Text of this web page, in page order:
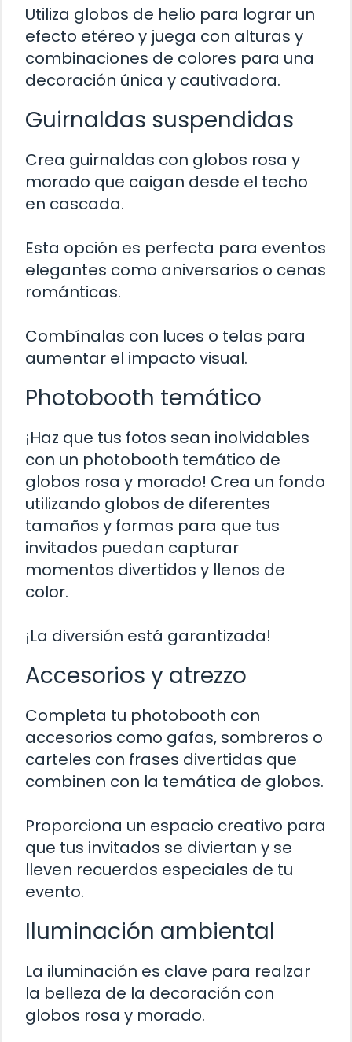
Utiliza globos de helio para lograr un
efecto etéreo y juega con alturas y
combinaciones de colores para una
decoración única y cautivadora.
Guirnaldas suspendidas
Crea guirnaldas con globos rosa y
morado que caigan desde el techo
en cascada.
Esta opción es perfecta para eventos
elegantes como aniversarios o cenas
románticas.
Combínalas con luces o telas para
aumentar el impacto visual.
Photobooth temático
¡Haz que tus fotos sean inolvidables
con un photobooth temático de
globos rosa y morado! Crea un fondo
utilizando globos de diferentes
tamaños y formas para que tus
invitados puedan capturar
momentos divertidos y llenos de
color.
¡La diversión está garantizada!
Accesorios y atrezzo
Completa tu photobooth con
accesorios como gafas, sombreros o
carteles con frases divertidas que
combinen con la temática de globos.
Proporciona un espacio creativo para
que tus invitados se diviertan y se
lleven recuerdos especiales de tu
evento.
Iluminación ambiental
La iluminación es clave para realzar
la belleza de la decoración con
globos rosa y morado.